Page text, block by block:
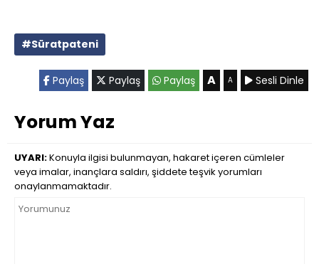
#Süratpateni
Paylaş Paylaş Paylaş A A Sesli Dinle
Yorum Yaz
UYARI:Konuyla ilgisi bulunmayan, hakaret içeren cümleler
veya imalar, inançlara saldırı, şiddete teşvik yorumları
onaylanmamaktadır.